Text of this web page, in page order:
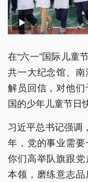
在“六一”国际儿童
共一大纪念馆、
解员回信，对他
国的少年儿童节日
习近平总书记强调
年，党的事业需
你们高举队旗跟
本领，磨练意志